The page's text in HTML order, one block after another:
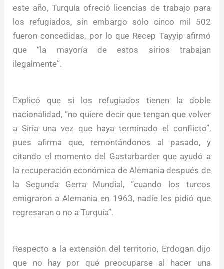
este año, Turquía ofreció licencias de trabajo para
los refugiados, sin embargo sólo cinco mil 502
fueron concedidas, por lo que Recep Tayyip afirmó
que “la mayoría de estos sirios trabajan
ilegalmente”.
Explicó que si los refugiados tienen la doble
nacionalidad, “no quiere decir que tengan que volver
a Siria una vez que haya terminado el conflicto”,
pues afirma que, remontándonos al pasado, y
citando el momento del Gastarbarder que ayudó a
la recuperación económica de Alemania después de
la Segunda Gerra Mundial, “cuando los turcos
emigraron a Alemania en 1963, nadie les pidió que
regresaran o no a Turquía”.
Respecto a la extensión del territorio, Erdogan dijo
que no hay por qué preocuparse al hacer una